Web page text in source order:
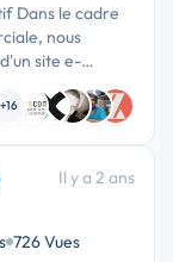
Dans le cadre
nous
site e-
accompagné
+16
Il y a 2 ans
726 Vues